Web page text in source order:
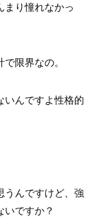
まり憧れなかっ
限界なの。
いんですよ性格的
うんですけど、強
いですか？